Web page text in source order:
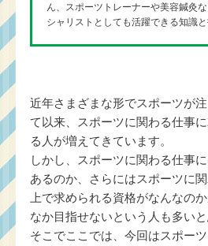
ん、スポーツトレーナーや美容鍼灸
シャリストとしても活躍できる知識と
近年さまざまな形でスポーツが
て以来、スポーツに関わる仕事
る人が増えてきています。
しかし、スポーツに関わる仕事
あるのか、さらにはスポーツに
上で求められる資格がなんなの
なか目指せないという人も多いと
そこでここでは、今回はスポー